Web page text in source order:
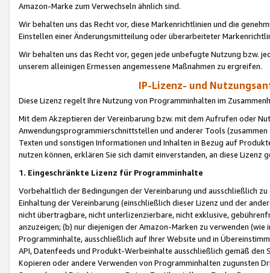
Amazon-Marke zum Verwechseln ähnlich sind.
Wir behalten uns das Recht vor, diese Markenrichtlinien und die
Einstellen einer Änderungsmitteilung oder überarbeiteter
Wir behalten uns das Recht vor, gegen jede unbefugte Nutzung bzw.
unserem alleinigen Ermessen angemessene Maßnahmen zu ergreifen.
IP-Lizenz- und
Diese Lizenz regelt Ihre Nutzung von Programminhalten im
Mit dem Akzeptieren der Vereinbarung bzw. mit dem Aufrufen oder
Anwendungsprogrammierschnittstellen und anderer Tools (zusammen
Texten und sonstigen Informationen und Inhalten in Bezug auf
nutzen können, erklären Sie sich damit einverstanden, an diese Lizenz
1. Eingeschränkte Lizenz für Programminhalte
Vorbehaltlich der Bedingungen der Vereinbarung und ausschließlich
Einhaltung der Vereinbarung (einschließlich dieser Lizenz und der
nicht übertragbare, nicht unterlizenzierbare, nicht exklusive,
anzuzeigen; (b) nur diejenigen der Amazon-Marken zu verwenden
Programminhalte, ausschließlich auf Ihrer Website und in
API, Datenfeeds und Produkt-Werbeinhalte ausschließlich gemäß
Kopieren oder andere Verwenden von Programminhalten zugunsten